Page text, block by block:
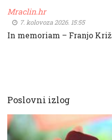
Mraclin.hr
7. kolovoza 2026. 15:55
In memoriam – Franjo
Poslovni izlog